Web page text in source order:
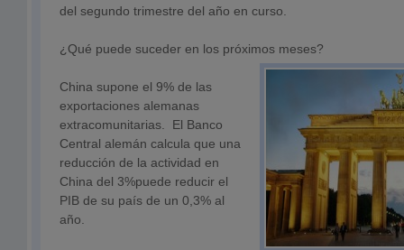
del segundo trimestre del año en curso.
¿Qué puede suceder en los próximos meses?
China supone el 9% de las
exportaciones alemanas
extracomunitarias. El Banco
Central alemán calcula que una
reducción de la actividad en
China del 3%puede reducir el
PIB de su país de un 0,3% al
año.